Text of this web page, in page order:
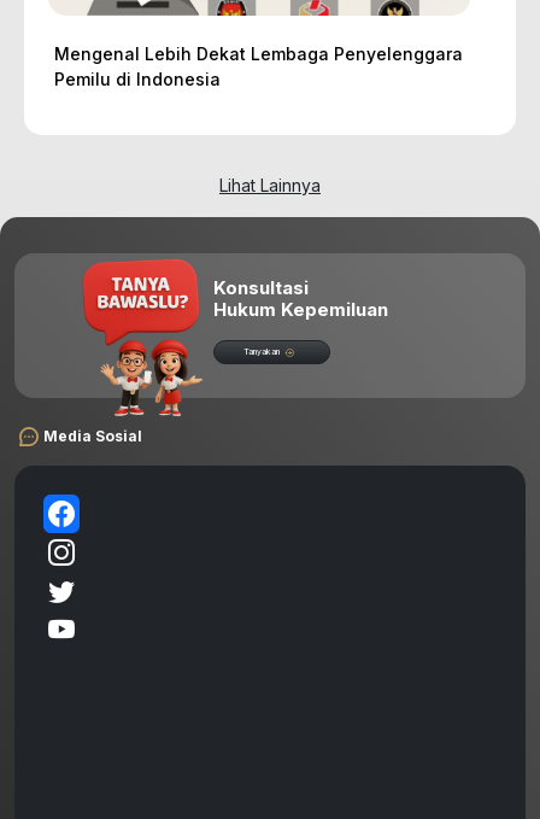
Mengenal Lebih Dekat Lembaga Penyelenggara
Pemilu di Indonesia
Lihat Lainnya
Media Sosial
Konsultasi
Hukum Kepemiluan
Tanyakan